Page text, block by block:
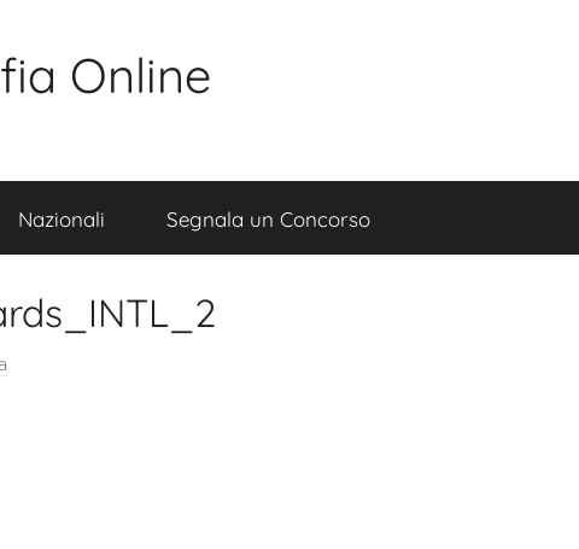
Online
Nazionali Segnala un Concorso